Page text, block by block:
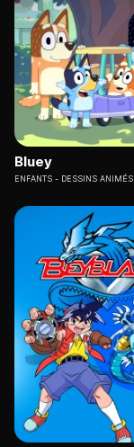
Bluey
ENFANTS DESSINS ANIMÉS